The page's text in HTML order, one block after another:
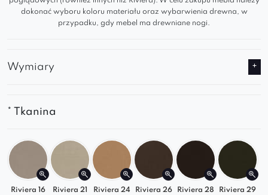
Fotel charakteryzuje siębogatym, miękkim
siedziskiem i oparciem, które są wygodne do
wypełniający siedzisko, to doskonały wybór,
Dzięki
własnych potrzeb i upodobań.
Metalowe, wzmacniane nogidają
gwarancjęstabilności wytrzymałości
dzięki której może być zarówno praktycznym
dokonać wyboru koloru materiału oraz wybarwienia drewna, w
przypadku, gdy mebel ma drewniane nogi.
Wymiary
* Tkanina
Riviera 16 Riviera 21 Riviera 24 Riviera 26 Riviera 28 Riviera 29